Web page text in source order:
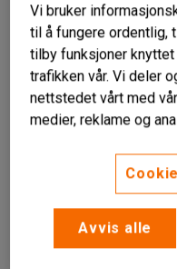
Høy
Solid
Pallevognen har en
Vi bruker
til å fungere ordentlig,
tilby funksjoner
trafikken vår. Vi deler
nettstedet vårt med
medier, reklame og
Avvis alle